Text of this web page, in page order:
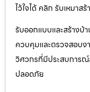
ไว้ใจได้ คลิก รับเหมา
รับออกแบบและสร้างบ้
ควบคุมและตรวจสอบ
วิศวกรที่มีประสบการณ์
ปลอดภัย